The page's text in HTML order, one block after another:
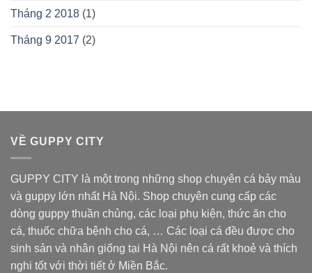
Tháng 2 2018 (1)
Tháng 9 2017 (2)
VỀ GUPPY CITY
GUPPY CITY là một trong những shop chuyên cá bảy màu
và guppy lớn nhất Hà Nội. Shop chuyên cung cấp các
dòng guppy thuần chủng, các loại phụ kiện, thức ăn cho
cá, thuốc chữa bệnh cho cá, … Các loại cá đều được cho
sinh sản và nhân giống tại Hà Nội nên cá rất khoẻ và thích
nghi tốt với thời tiết ở Miền Bắc.